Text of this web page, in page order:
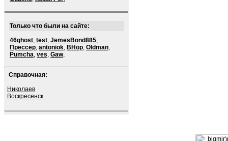
Только что были на сайте:
46ghost, test, JemesBond885,
Прессер, antoniok, BHop, Oldman,
Pumcha, ves, Gaw,
Справочная:
Николаев
Воскресенск